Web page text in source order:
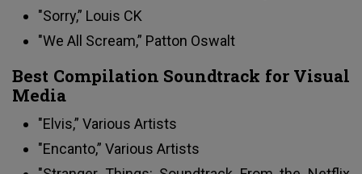
"Sorry,” Louis CK
"We All Scream,” Patton Oswalt
Best Compilation Soundtrack for Visual
Media
"Elvis,” Various Artists
"Encanto,” Various Artists